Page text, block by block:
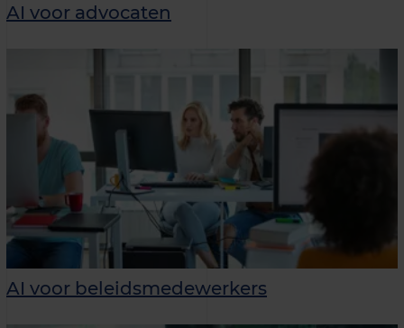
AI voor advocaten
AI voor beleidsmedewerkers